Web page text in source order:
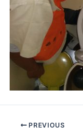
PREVIOUS